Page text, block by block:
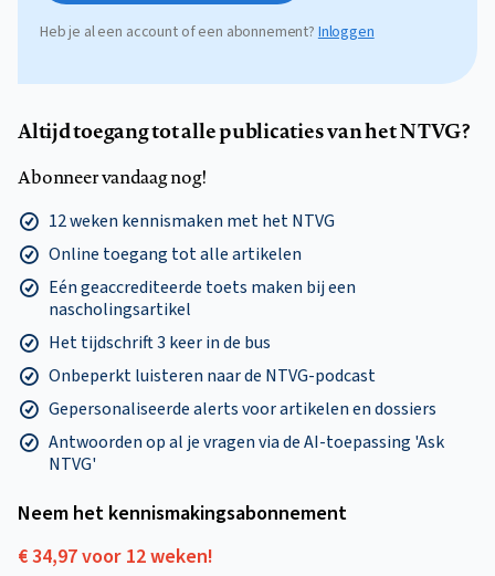
Heb je al een account of een abonnement? Inloggen
Altijd toegang tot alle publicaties van het NTVG?
Abonneer vandaag nog!
12 weken kennismaken met het NTVG
Online toegang tot alle artikelen
Eén geaccrediteerde toets maken bij een
nascholingsartikel
Het tijdschrift 3 keer in de bus
Onbeperkt luisteren naar de NTVG-podcast
Gepersonaliseerde alerts voor artikelen en dossiers
Antwoorden op al je vragen via de AI-toepassing 'Ask
NTVG'
Neem het kennismakings­abonnement
€ 34,97 voor 12 weken!